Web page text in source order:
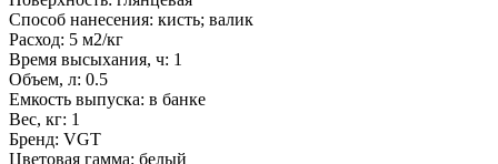
Способ нанесения: кисть; валик
Расход: 5 м2/кг
Время высыхания, ч: 1
Объем, л: 0.5
Емкость выпуска: в банке
Вес, кг: 1
Бренд: VGT
Цветовая гамма: белый